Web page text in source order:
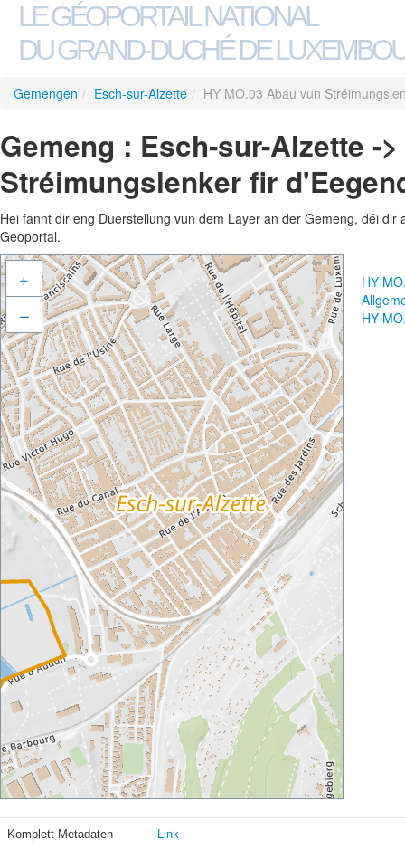
LE GÉOPORTAIL NATIONAL
DU GRAND-DUCHÉ DE
Gemengen / Esch-sur-Alzette / HY MO.03 Abau vun
Gemeng : Esch-sur-Alzette -
Stréimungslenker fir
Hei fannt dir eng Duerstellung vun dem Layer an der Gemeng, déi
Geoportal.
+
–
HY
HY
Komplett Metadaten Link